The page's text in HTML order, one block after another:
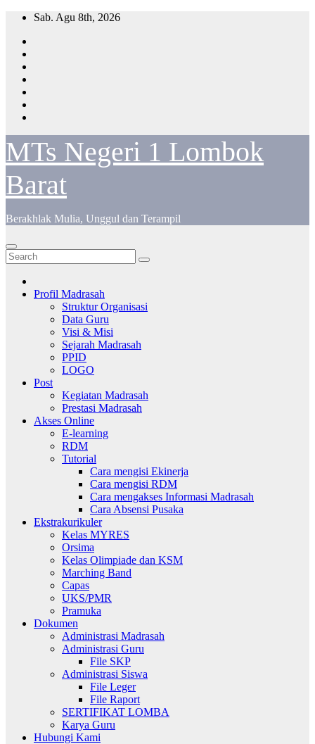
Skip
content
Sab. Agu 8th, 2026
MTs Negeri 1 Lombok
Barat
Berakhlak Mulia, Unggul dan Terampil
Profil Madrasah
Struktur Organisasi
Data Guru
Visi & Misi
Sejarah Madrasah
PPID
LOGO
Post
Kegiatan Madrasah
Prestasi Madrasah
Akses Online
E-learning
RDM
Tutorial
Cara mengisi Ekinerja
Cara mengisi RDM
Cara mengakses Informasi Madrasah
Cara Absensi Pusaka
Ekstrakurikuler
Kelas MYRES
Orsima
Kelas Olimpiade dan KSM
Marching Band
Capas
UKS/PMR
Pramuka
Dokumen
Administrasi Madrasah
Administrasi Guru
File SKP
Administrasi Siswa
File Leger
File Raport
SERTIFIKAT LOMBA
Karya Guru
Hubungi Kami